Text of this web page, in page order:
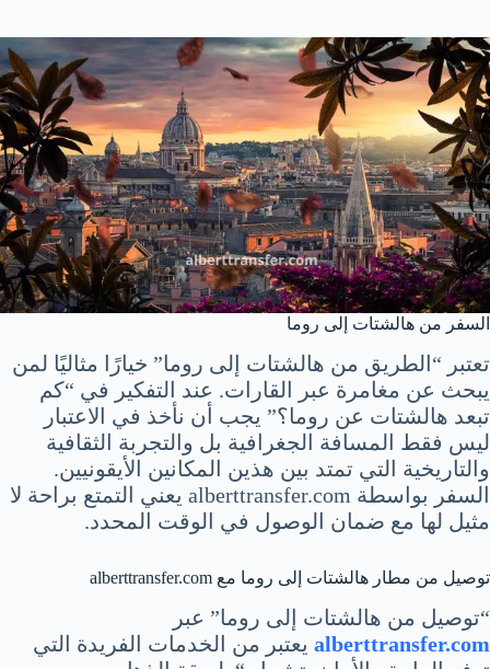
السفر من هالشتات إلى روما
تعتبر “الطريق من هالشتات إلى روما” خيارًا مثاليًا لمن
يبحث عن مغامرة عبر القارات. عند التفكير في “كم
تبعد هالشتات عن روما؟” يجب أن نأخذ في الاعتبار
ليس فقط المسافة الجغرافية بل والتجربة الثقافية
والتاريخية التي تمتد بين هذين المكانين الأيقونيين.
السفر بواسطة alberttransfer.com يعني التمتع براحة لا
مثيل لها مع ضمان الوصول في الوقت المحدد.
توصيل من مطار هالشتات إلى روما مع alberttransfer.com
“توصيل من هالشتات إلى روما” عبر
alberttransfer.com يعتبر من الخدمات الفريدة التي